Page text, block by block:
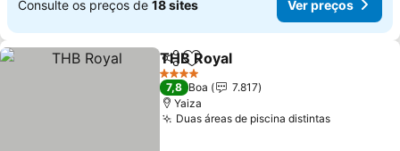
Consulte os preços de 18 sites Ver preços
PartilharAdicionar aos favoritos
THB Royal
4 Estrelas
7,8 Boa
7.817
Yaiza
Duas áreas de piscina distintasVer